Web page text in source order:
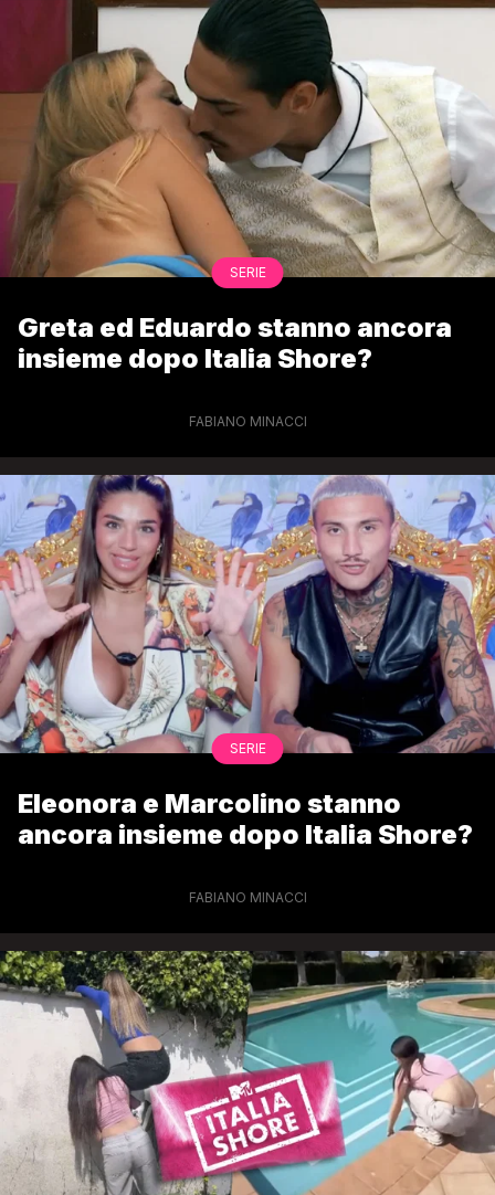
SERIE
Greta ed Eduardo stanno ancora
insieme dopo Italia Shore?
FABIANO MINACCI
SERIE
Eleonora e Marcolino stanno
ancora insieme dopo Italia Shore?
FABIANO MINACCI